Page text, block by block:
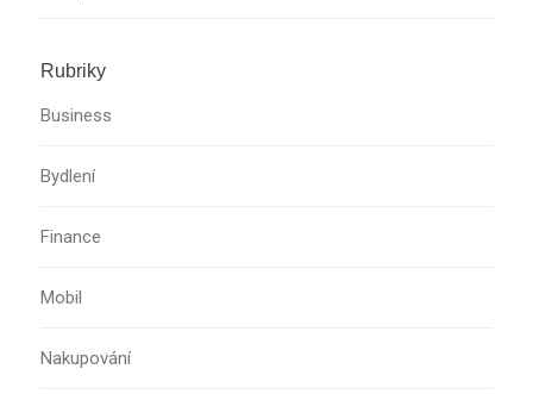
Rubriky
Business
Bydlení
Finance
Mobil
Nakupování